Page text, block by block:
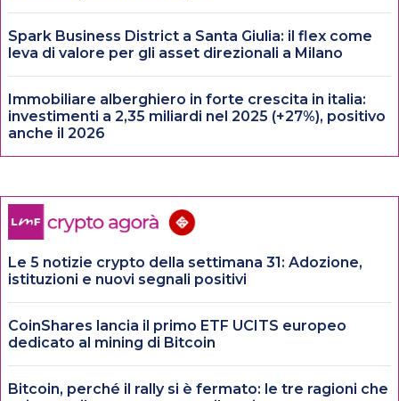
Spark Business District a Santa Giulia: il flex come
leva di valore per gli asset direzionali a Milano
Immobiliare alberghiero in forte crescita in italia:
investimenti a 2,35 miliardi nel 2025 (+27%), positivo
anche il 2026
Le 5 notizie crypto della settimana 31: Adozione,
istituzioni e nuovi segnali positivi
CoinShares lancia il primo ETF UCITS europeo
dedicato al mining di Bitcoin
Bitcoin, perché il rally si è fermato: le tre ragioni che